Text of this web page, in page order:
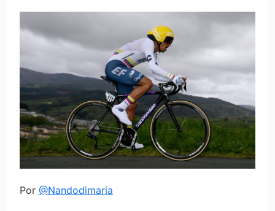
Por @Nandodimaria